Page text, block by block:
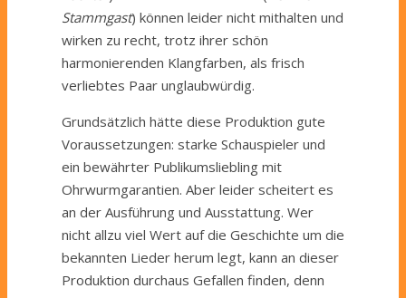
Stammgast) können leider nicht mithalten und
wirken zu recht, trotz ihrer schön
harmonierenden Klangfarben, als frisch
verliebtes Paar unglaubwürdig.
Grundsätzlich hätte diese Produktion gute
Voraussetzungen: starke Schauspieler und
ein bewährter Publikumsliebling mit
Ohrwurmgarantien. Aber leider scheitert es
an der Ausführung und Ausstattung. Wer
nicht allzu viel Wert auf die Geschichte um die
bekannten Lieder herum legt, kann an dieser
Produktion durchaus Gefallen finden, denn